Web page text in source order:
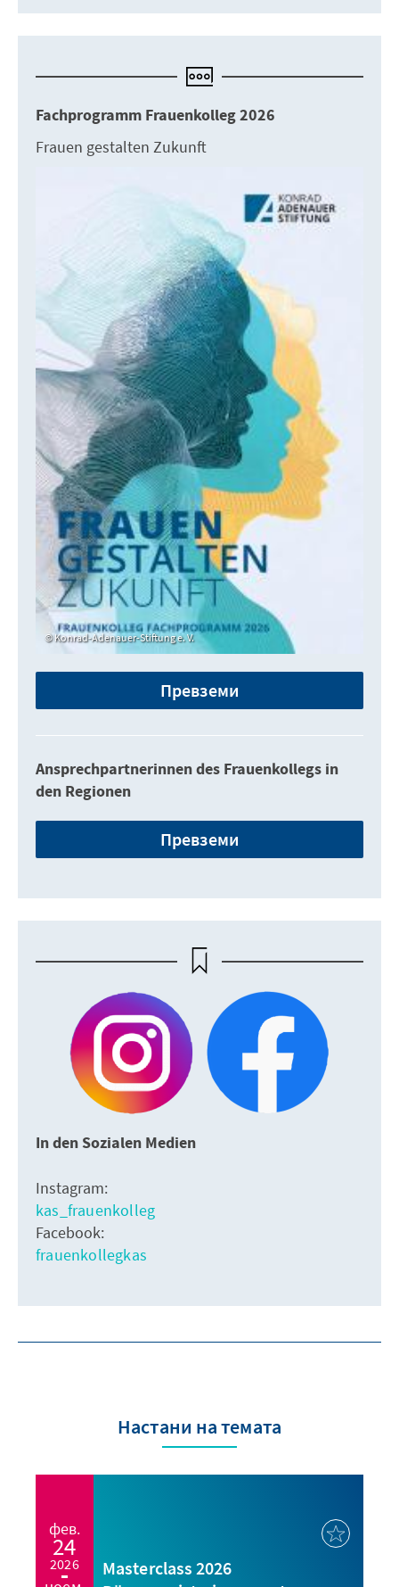
Fachprogramm Frauenkolleg 2026
Frauen gestalten Zukunft
Konrad-Adenauer-Stiftung e. V.
Превземи
Ansprechpartnerinnen des Frauenkollegs in
den Regionen
Превземи
In den Sozialen Medien
Instagram:
kas_frauenkolleg
Facebook:
frauenkollegkas
Настани на темата
фев.
24
2026
Masterclass 2026